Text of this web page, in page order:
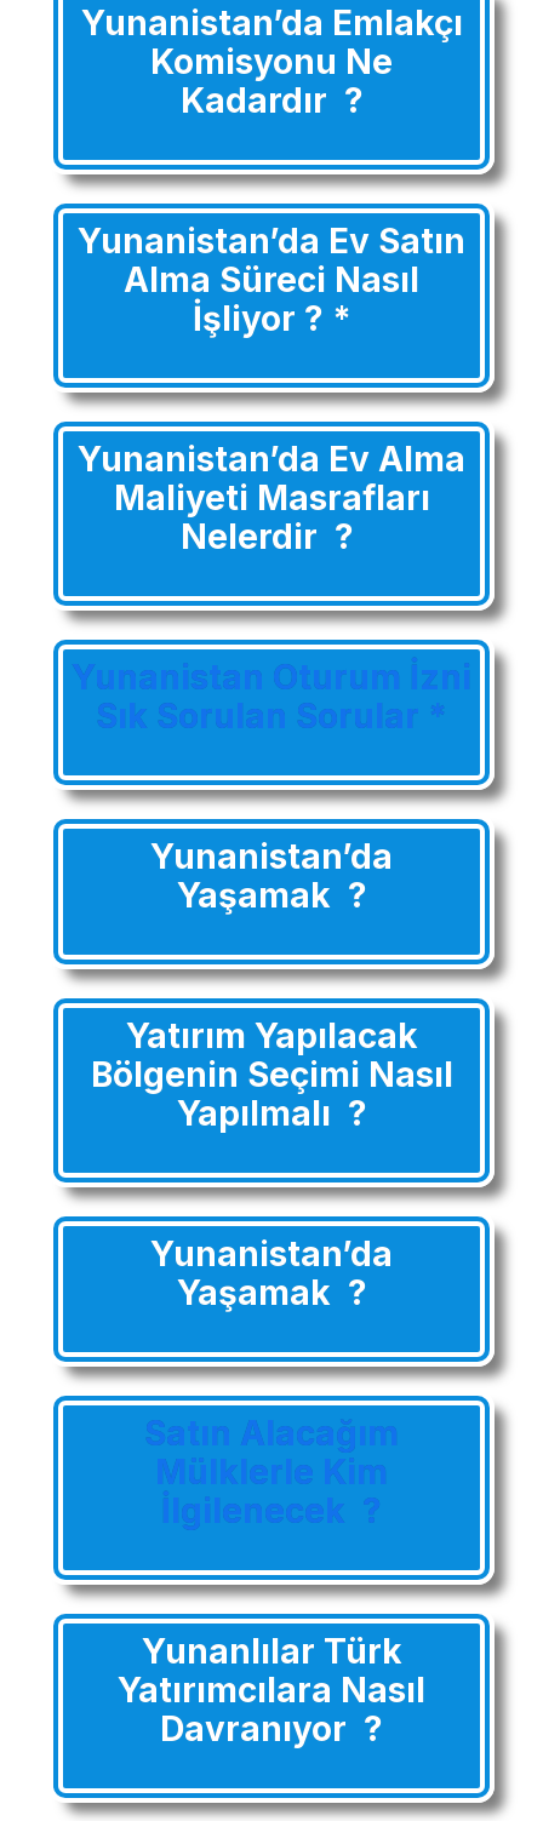
Yunanistan’da Emlakçı
Komisyonu Ne
Kadardır ?
Yunanistan’da Ev Satın
Alma Süreci Nasıl
İşliyor ? *
Yunanistan’da Ev Alma
Maliyeti Masrafları
Nelerdir ?
Yunanistan Oturum İzni
Sık Sorulan Sorular *
Yunanistan’da
Yaşamak ?
Yatırım Yapılacak
Bölgenin Seçimi Nasıl
Yapılmalı ?
Yunanistan’da
Yaşamak ?
Satın Alacağım
Mülklerle Kim
İlgilenecek ?
Yunanlılar Türk
Yatırımcılara Nasıl
Davranıyor ?